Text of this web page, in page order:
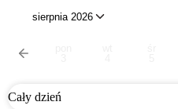
sierpnia 2026
Cały dzień